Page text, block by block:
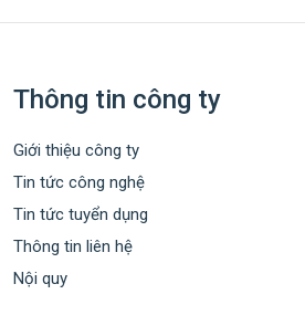
Thông tin công ty
Giới thiệu công ty
Tin tức công nghệ
Tin tức tuyển dụng
Thông tin liên hệ
Nội quy